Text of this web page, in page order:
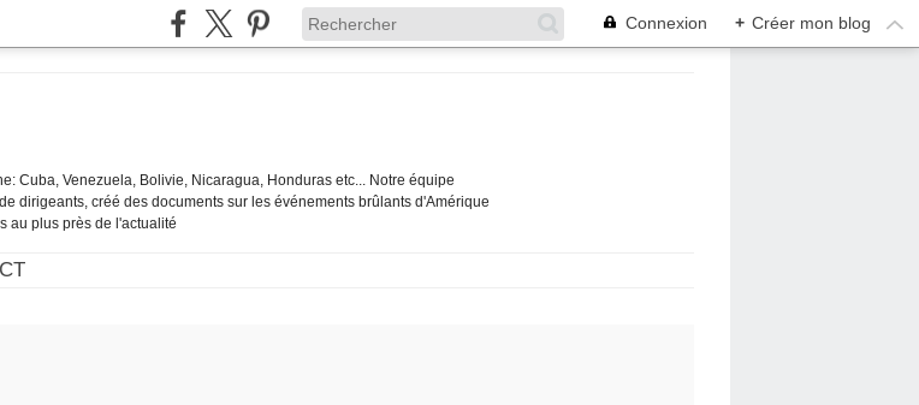
Connexion + Créer mon blog
Cuba, Venezuela, Bolivie, Nicaragua, Honduras etc... Notre équipe
dirigeants, créé des documents sur les événements brûlants d'Amérique
au plus près de l'actualité